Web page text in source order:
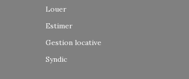
Louer
Estimer
Gestion locative
Syndic